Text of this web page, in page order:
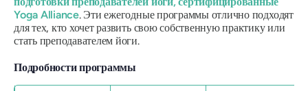
Yoga Alliance. Эти ежегодные программы отлично подходят
для тех, кто хочет развить свою собственную практику или
стать преподавателем йоги.
Подробности программы